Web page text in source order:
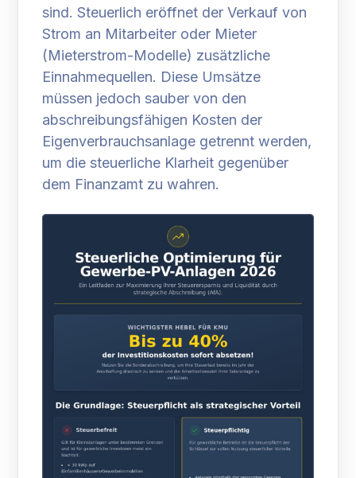
sind. Steuerlich eröffnet der Verkauf von
Strom an Mitarbeiter oder Mieter
(Mieterstrom-Modelle) zusätzliche
Einnahmequellen. Diese Umsätze
müssen jedoch sauber von den
abschreibungsfähigen Kosten der
Eigenverbrauchsanlage getrennt werden,
um die steuerliche Klarheit gegenüber
dem Finanzamt zu wahren.